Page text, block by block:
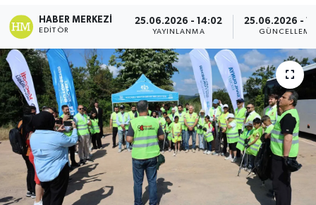
HABER MERKEZI
EDITÖR
25.06.2026 - 14:02
YAYINLANMA
25.06.2026 -
GÜNCELLEME